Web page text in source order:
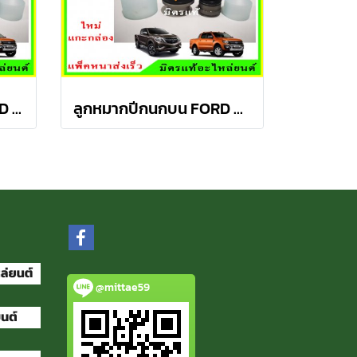
ลูกหมากปีกนกล่าง FORD Ranger T6 / MAZDA BT50 PRO 2WD , 4WD ลูกหมากปีกนกบน FORD Ranger T6 / MAZDA BT50 PRO 2WD , 4WD
@mittae59